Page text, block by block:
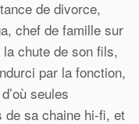
de divorce,
chef de famille sur
chute de son fils,
par la fonction,
seules
de sa chaine hi-fi, et